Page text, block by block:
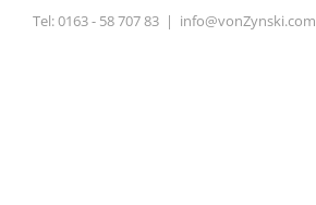
Inhalt
Tel:0163 - 58 707 83 | info@vonZynski.com